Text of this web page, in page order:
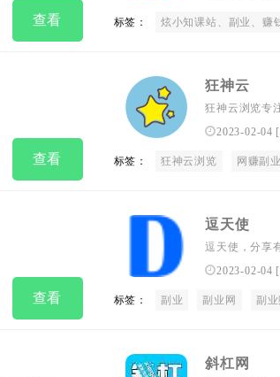
查看 标签： 炫小知课站、副业、赚钱、短视频、直播带货、
一手单
查看
狂神云
狂神云浏览专
术教程以及多
2023-02-04 [
标签： 狂神云浏览 网赚副业
上班族干什么副业赚钱 30岁女人适合做什
查看
逗天使
逗天使，分享
上班族、公务
2023-02-04 [
标签： 副业 副业网 副业
斜杠网